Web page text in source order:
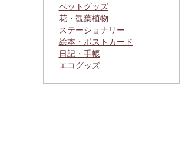
ペットグッズ
花・観葉植物
ステーショナリー
絵本・ポストカード
日記・手帳
エコグッズ